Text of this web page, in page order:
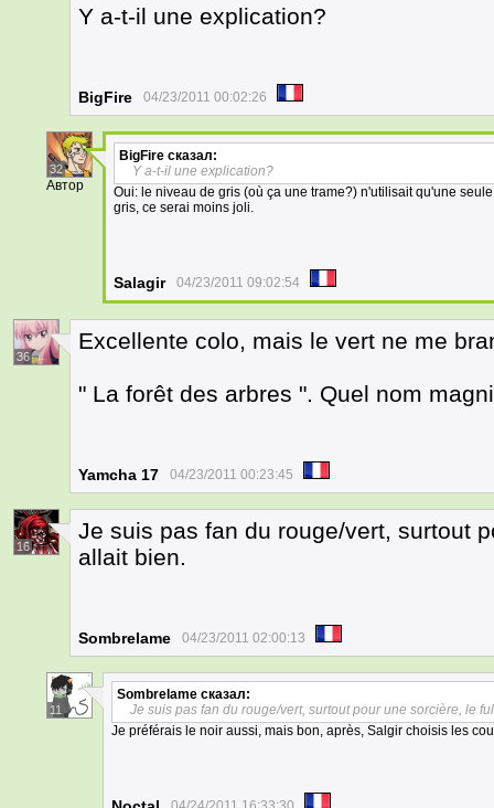
Y a-t-il une explication?
BigFire 04/23/2011 00:02:26
32
Автор
BigFire сказал:
Y a-t-il une explication?
Oui: le niveau de gris (où ça une trame?) n'utilisait qu'une
gris, ce serai moins joli.
Salagir 04/23/2011 09:02:54
36
Excellente colo, mais le vert ne me
" La forêt des arbres ". Quel nom
Yamcha 17 04/23/2011 00:23:45
16
Je suis pas fan du rouge/vert, surtout
allait bien.
Sombrelame 04/23/2011 02:00:13
11
Sombrelame сказал:
Je suis pas fan du rouge/vert, surtout pour une sorcière, le
Je préférais le noir aussi, mais bon, après, Salgir choisis les